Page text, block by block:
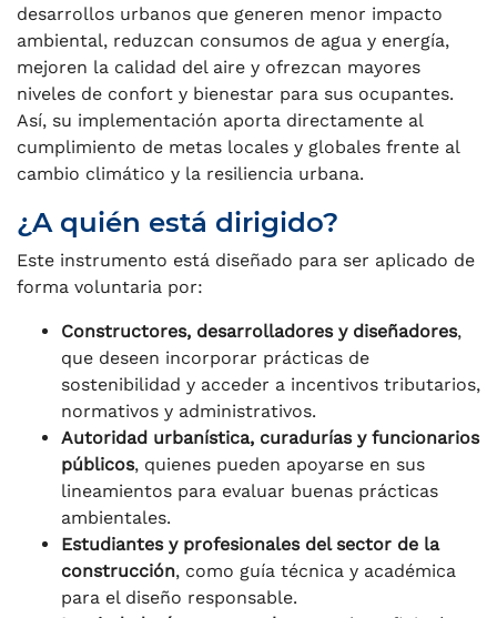
desarrollos urbanos que generen menor impacto
ambiental, reduzcan consumos de agua y energía,
mejoren la calidad del aire y ofrezcan mayores
niveles de confort y bienestar para sus ocupantes.
Así, su implementación aporta directamente al
cumplimiento de metas locales y globales frente al
cambio climático y la resiliencia urbana.
¿A quién está dirigido?
Este instrumento está diseñado para ser aplicado de
forma voluntaria por:
Constructores, desarrolladores y diseñadores,
que deseen incorporar prácticas de
sostenibilidad y acceder a incentivos tributarios,
normativos y administrativos.
Autoridad urbanística, curadurías y funcionarios
públicos, quienes pueden apoyarse en sus
lineamientos para evaluar buenas prácticas
ambientales.
Estudiantes y profesionales del sector de la
construcción, como guía técnica y académica
para el diseño responsable.